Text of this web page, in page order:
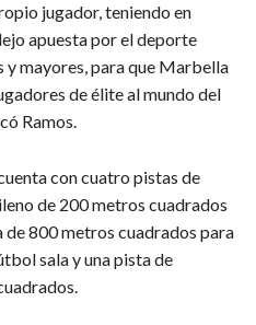
jugador, teniendo en
apuesta por el deporte
y mayores, para que Marbella
de élite al mundo del
Ramos.
con cuatro pistas de
de 200 metros cuadrados
800 metros cuadrados para
sala y una pista de